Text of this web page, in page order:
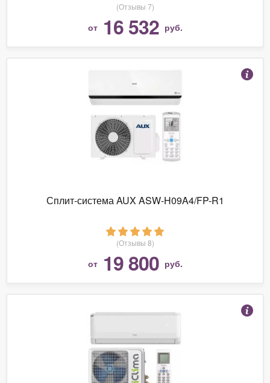
(Отзывы 7)
от 16 532 руб.
Сплит-система AUX ASW-H09A4/FP-R1
(Отзывы 8)
от 19 800 руб.